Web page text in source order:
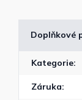
Doplňkové
Kategorie:
Záruka: